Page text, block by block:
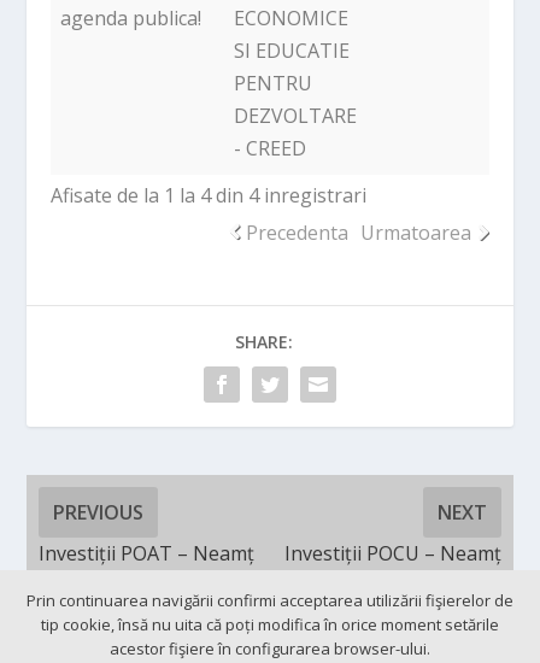
agenda publica!
ECONOMICE
SI EDUCATIE
PENTRU
DEZVOLTARE
- CREED
Afisate de la 1 la 4 din 4 inregistrari
Precedenta Urmatoarea
SHARE:
PREVIOUS
Investiții POAT – Neamț
NEXT
Investiții POCU – Neamț
Prin continuarea navigării confirmi acceptarea utilizării fişierelor de
tip cookie, însă nu uita că poți modifica în orice moment setările
acestor fişiere în configurarea browser-ului.